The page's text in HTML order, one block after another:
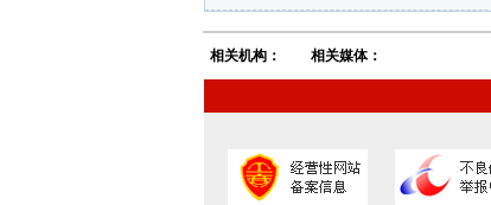
相关机构： 相关媒体：